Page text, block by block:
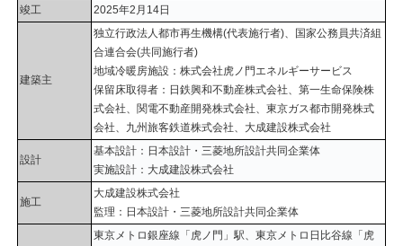
竣工
2025年2月14日
建築主
独立行政法人都市再生機構(代表施行者)、国家公務員共済組
合連合会(共同施行者)
地域冷暖房施設：株式会社虎ノ門エネルギーサービス
保留床取得者：日鉄興和不動産株式会社、第一生命保険株
式会社、関電不動産開発株式会社、東京ガス都市開発株式
会社、九州旅客鉄道株式会社、大成建設株式会社
設計
基本設計：日本設計・三菱地所設計共同企業体
実施設計：大成建設株式会社
施工
大成建設株式会社
監理：日本設計・三菱地所設計共同企業体
東京メトロ銀座線「虎ノ門」駅、東京メトロ日比谷線「虎